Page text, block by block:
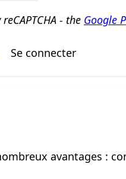
- the Google
Se connecter
avantages :